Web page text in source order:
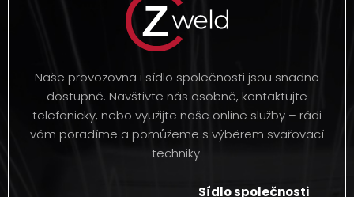
Naše provozovna i sídlo společnosti jsou snadno
dostupné. Navštivte nás osobně, kontaktujte
telefonicky, nebo využijte naše online služby – rádi
vám poradíme a pomůžeme s výběrem svařovací
techniky.
Sídlo společnosti